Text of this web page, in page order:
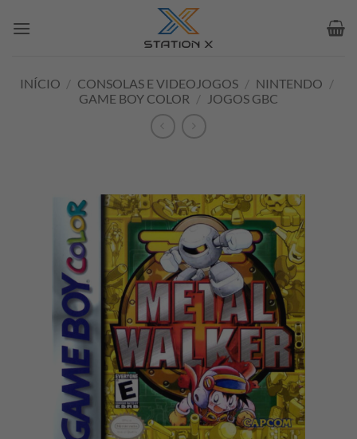
INÍCIO / CONSOLAS E VIDEOJOGOS / NINTENDO /
GAME BOY COLOR / JOGOS GBC